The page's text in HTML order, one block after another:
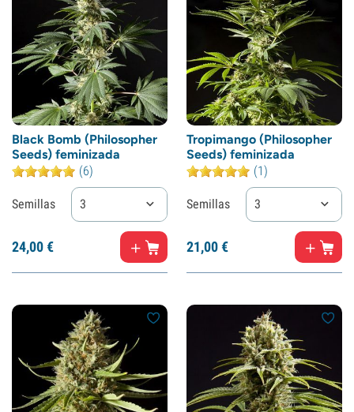
Black Bomb (Philosopher
Seeds) feminizada
(6)
Semillas 3
24,00€
Tropimango (Philosopher
Seeds) feminizada
(1)
Semillas 3
21,00€